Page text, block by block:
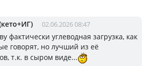
02.06.2026 08:47
фактически углеводная загрузка, как
говорят, но лучший из её
т.к. в сыром виде...